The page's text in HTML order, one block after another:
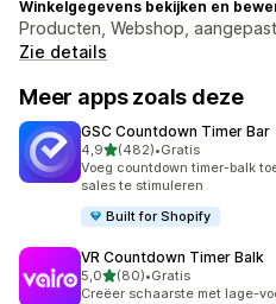
Winkelgegevens bekijken en
Producten, Webshop,
Zie details
Meer apps zoals deze
GSC Countdown Timer Bar
4,9van 5 sterren
(482)
482 recensies in totaal
•Gratis
Voeg countdown timer-balk
sales te stimuleren
Built for Shopify
VR Countdown Timer Balk
5,0van 5 sterren
(80)
80 recensies in totaal
•Gratis
Creëer schaarste met lage-